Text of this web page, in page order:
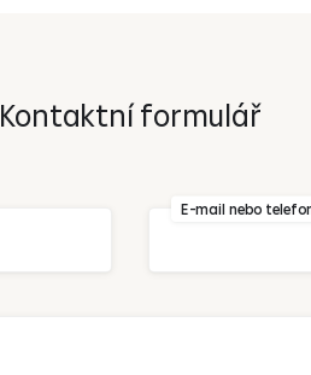
Kontaktní formulář
E-mail nebo